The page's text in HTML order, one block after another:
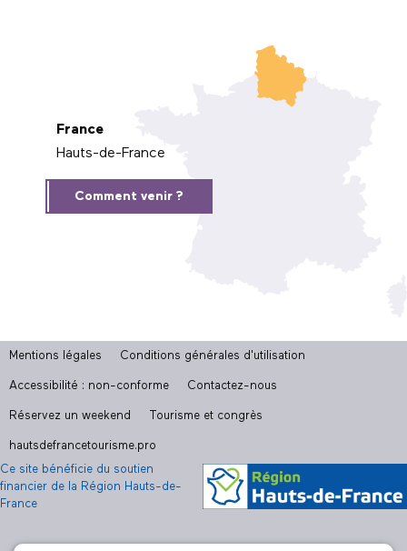
France
Hauts-de-France
Comment venir ?
Mentions légales Conditions générales d'utilisation
Accessibilité : non-conforme Contactez-nous
Réservez un weekend Tourisme et congrès
hautsdefrancetourisme.pro
Ce site bénéficie du soutien
financier de la Région Hauts-de-
France